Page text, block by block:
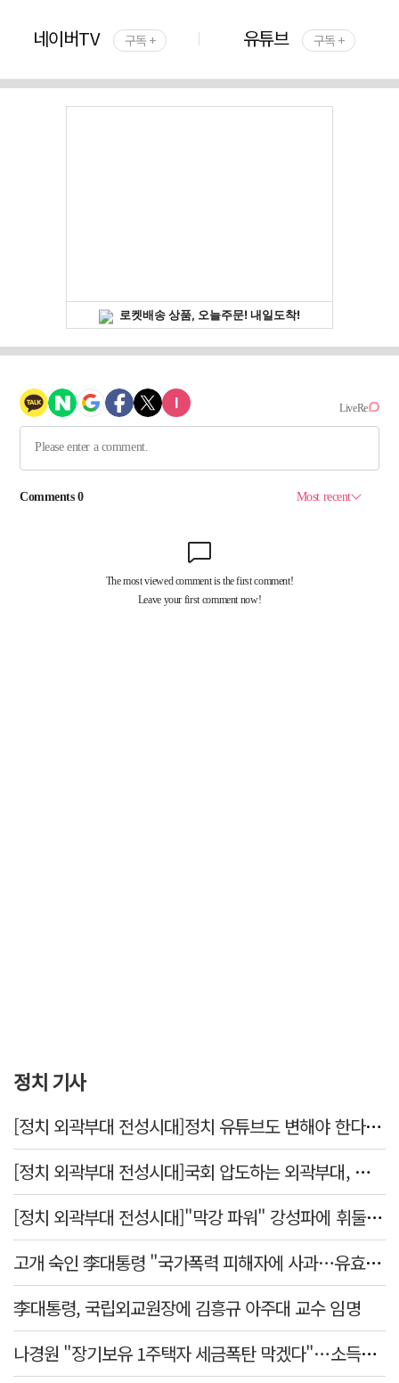
네이버TV 구독 + 유튜브 구독 +
정치 기사
[정치 외곽부대 전성시대]정치 유튜브도 변해야 한다 "화합과 존중"
[정치 외곽부대 전성시대]국회 압도하는 외곽부대, 목소리 왜 커지나?
[정치 외곽부대 전성시대]"막강 파워" 강성파에 휘둘리는 여야 …"이슈 메이킹" 커지는 변방의 북소리
고개 숙인 李대통령 "국가폭력 피해자에 사과…유효기간 없는 책임"
李대통령, 국립외교원장에 김흥규 아주대 교수 임명
나경원 "장기보유 1주택자 세금폭탄 막겠다"…소득세법 개정안 발의